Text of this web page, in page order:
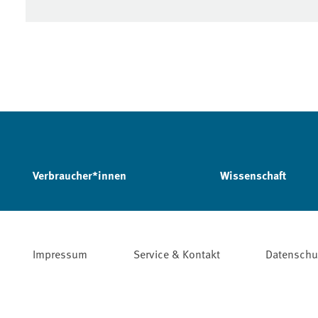
Verbraucher*innen Wissenschaft
Impressum Service & Kontakt